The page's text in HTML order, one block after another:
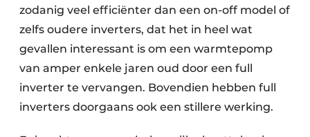
zodanig veel efficiënter dan een on-off model of
zelfs oudere inverters, dat het in heel wat
gevallen interessant is om een warmtepomp
van amper enkele jaren oud door een full
inverter te vervangen. Bovendien hebben full
inverters doorgaans ook een stillere werking.